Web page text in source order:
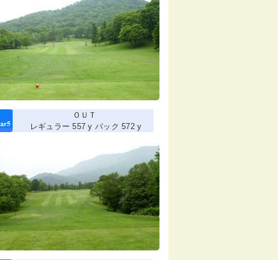
ＯＵＴ
レギュラー 557 y バック 572 y